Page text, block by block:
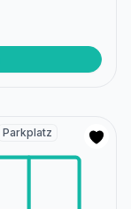
Parkplatz